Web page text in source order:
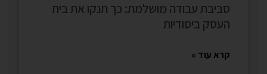
סביבת עבודה מושלמת: כך תנקו את בית
העסק ביסודיות
קרא עוד »